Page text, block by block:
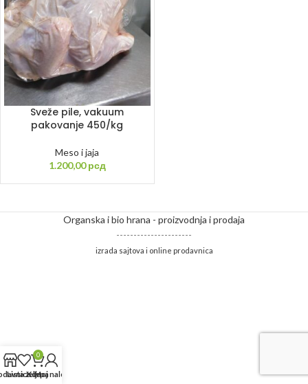
Sveže pile, vakuum
pakovanje 450/kg
Meso i jaja
1.200,00рсд
Organska i bio hrana - proizvodnja i prodaja
----------------------
izrada sajtova i online prodavnica
Lista želja
0
Korpa
Moj nalog